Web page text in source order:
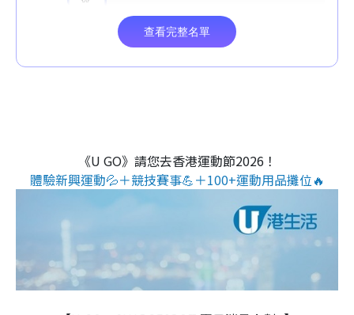
《U GO》請您去香港運動節2026！
體驗新興運動💦＋競技賽事💪＋100+運動用品攤位🔥